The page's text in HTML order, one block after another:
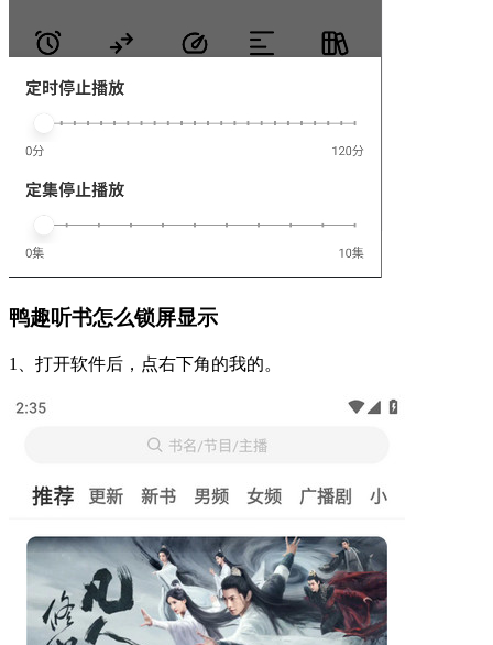
鸭趣听书怎么锁屏显示
1、打开软件后，点右下角的我的。